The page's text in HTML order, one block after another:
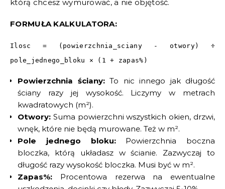
którą chcesz wymurować, a nie objętość.
FORMUŁA KALKULATORA:
Ilosc = (powierzchnia_sciany - otwory) ÷
pole_jednego_bloku × (1 + zapas%)
Powierzchnia ściany:To nic innego jak długość
ściany razy jej wysokość. Liczymy w metrach
kwadratowych (m²).
Otwory: Suma powierzchni wszystkich okien, drzwi,
wnęk, które nie będą murowane. Też w m².
Pole jednego bloku:Powierzchnia boczna
bloczka, którą układasz w ścianie. Zazwyczaj to
długość razy wysokość bloczka. Musi być w m².
Zapas%: Procentowa rezerwa na ewentualne